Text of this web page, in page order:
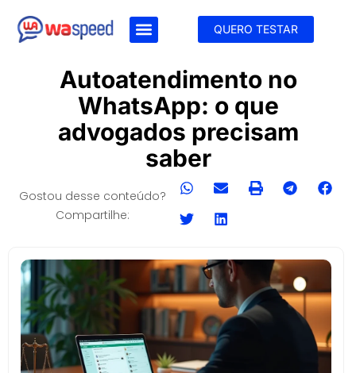
QUERO TESTAR
Autoatendimento no
WhatsApp: o que
advogados precisam
saber
Gostou desse conteúdo?
Compartilhe: